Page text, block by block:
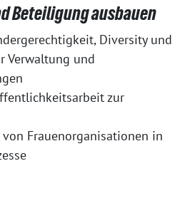
Beteiligung ausbauen
Diversity und
Verwaltung und
zur
Frauenorganisationen in